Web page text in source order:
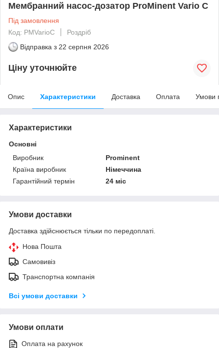
Мембранний насос-дозатор ProMinent Vario C
Під замовлення
Код: PMVarioC
Роздріб
Відправка з 22 серпня 2026
Ціну уточнюйте
Опис Характеристики Доставка Оплата Умови
Характеристики
Основні
Виробник
Prominent
Країна виробник
Німеччина
Гарантійний термін
24 міс
Умови доставки
Доставка здійснюється тільки по передоплаті.
Нова Пошта
Самовивіз
Транспортна компанія
Всі умови доставки
Умови оплати
Оплата на рахунок